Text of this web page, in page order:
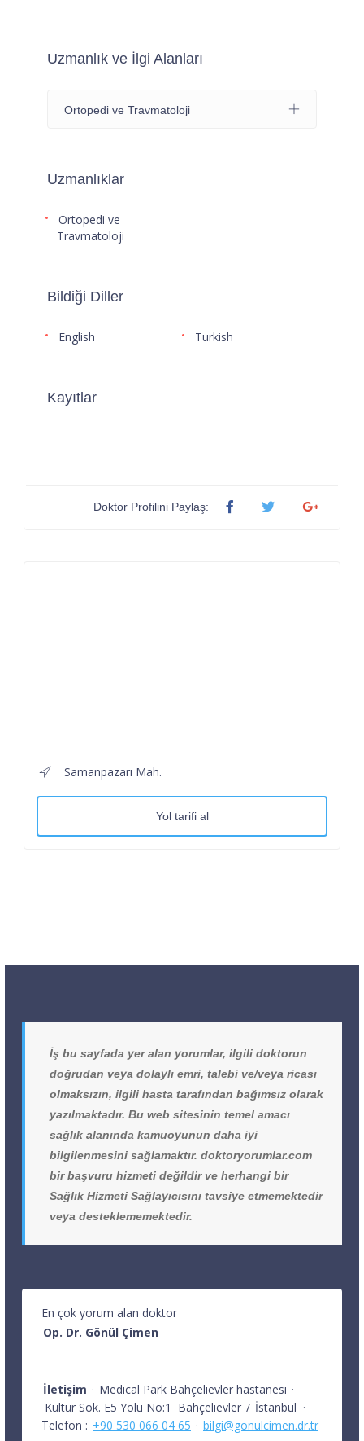
Uzmanlık ve İlgi Alanları
Ortopedi ve Travmatoloji
Uzmanlıklar
Ortopedi ve
Travmatoloji
Bildiği Diller
English Turkish
Kayıtlar
Doktor Profilini Paylaş:
Samanpazarı Mah.
Yol tarifi al
İş bu sayfada yer alan yorumlar, ilgili doktorun
doğrudan veya dolaylı emri, talebi ve/veya ricası
olmaksızın, ilgili hasta tarafından bağımsız olarak
yazılmaktadır. Bu web sitesinin temel amacı
sağlık alanında kamuoyunun daha iyi
bilgilenmesini sağlamaktır. doktoryorumlar.com
bir başvuru hizmeti değildir ve herhangi bir
Sağlık Hizmeti Sağlayıcısını tavsiye etmemektedir
veya desteklememektedir.
En çok yorum alan doktor
Op. Dr. Gönül Çimen
İletişim · Medical Park Bahçelievler hastanesi ·
Kültür Sok. E5 Yolu No:1
Bahçelievler / İstanbul ·
Telefon : +90 530 066 04 65 · bilgi@gonulcimen.dr.tr